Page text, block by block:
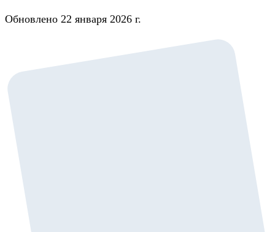
Обновлено 22 января 2026 г.